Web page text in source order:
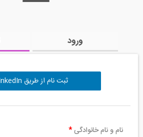
ورود
ثبت نام از طریق LinkedIn
نام و نام خانوادگی*